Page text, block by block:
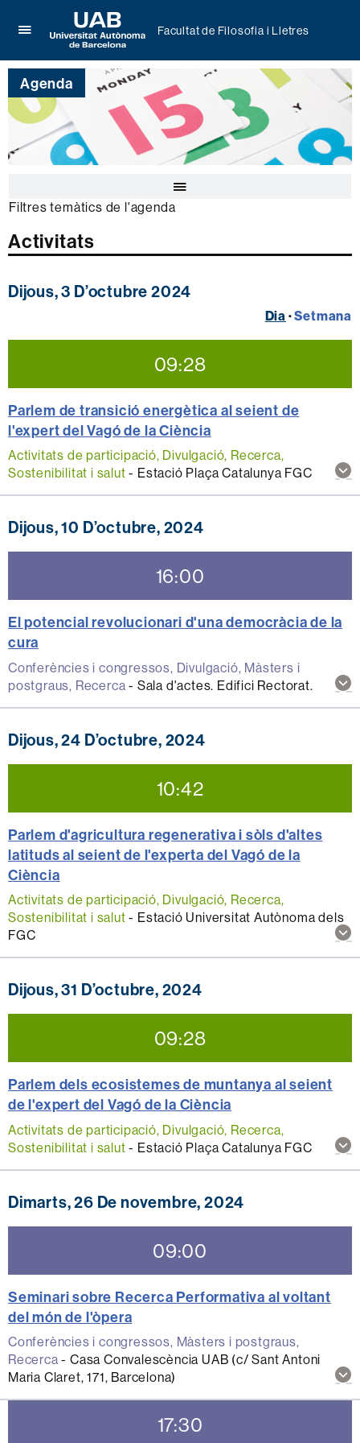
per
desplegar
el
menú
de
Facultat
Lletres
Universitat
Autònoma
de
Barcelona
Facultat de Filosofia i Lletres
Agenda
Prem
Filtres temàtics de l'agenda
Activitats
Dijous, 3 D’octubre 2024
Dia ·Setmana
09:28
Parlem de transició energètica al seient de
l'expert del Vagó de la Ciència
Activitats de participació, Divulgació, Recerca,
Sostenibilitat i salut- Estació Plaça Catalunya FGC
Dijous, 10 D’octubre, 2024
16:00
El potencial revolucionari d'una democràcia de la
cura
Conferències i congressos, Divulgació, Màsters i
postgraus, Recerca- Sala d'actes. Edifici Rectorat.
Dijous, 24 D’octubre, 2024
10:42
Parlem d'agricultura regenerativa i sòls d'altes
latituds al seient de l'experta del Vagó de la
Ciència
Activitats de participació, Divulgació, Recerca,
Sostenibilitat i salut- Estació Universitat Autònoma dels
FGC
Dijous, 31 D’octubre, 2024
09:28
Parlem dels ecosistemes de muntanya al seient
de l'expert del Vagó de la Ciència
Activitats de participació, Divulgació, Recerca,
Sostenibilitat i salut- Estació Plaça Catalunya FGC
Dimarts, 26 De novembre, 2024
09:00
Seminari sobre Recerca Performativa al voltant
del món de l'òpera
Conferències i congressos, Màsters i postgraus,
Recerca-Casa Convalescència UAB (c/ Sant Antoni
Maria Claret, 171, Barcelona)
17:30